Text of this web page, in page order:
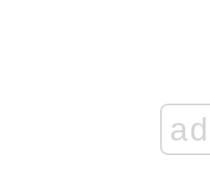
ad